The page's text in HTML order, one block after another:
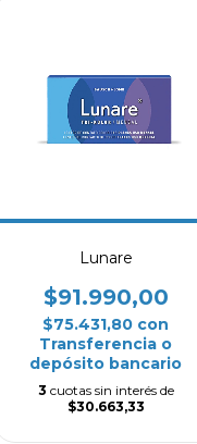
Lunare
$91.990,00
$75.431,80 con
Transferencia o
depósito bancario
3 cuotas sin interés de
$30.663,33